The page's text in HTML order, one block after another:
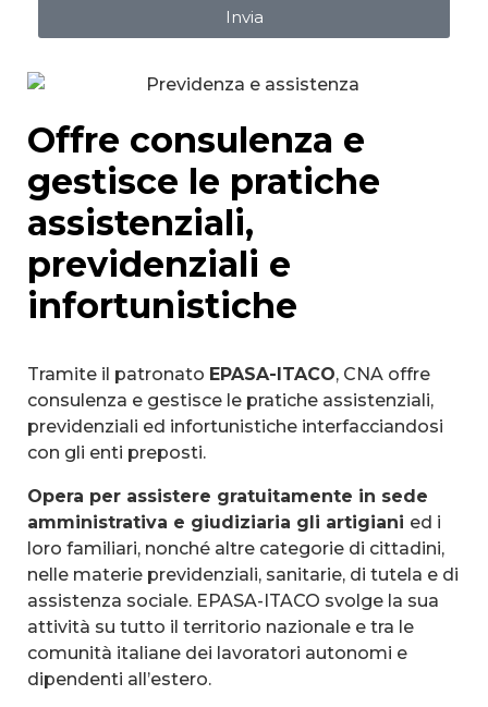
Offre consulenza e
gestisce le pratiche
assistenziali,
previdenziali e
infortunistiche
Tramite il patronato EPASA-ITACO, CNA offre
consulenza e gestisce le pratiche assistenziali,
previdenziali ed infortunistiche interfacciandosi
con gli enti preposti.
Opera per assistere gratuitamente in sede
amministrativa e giudiziaria gli artigiani ed i
loro familiari, nonché altre categorie di cittadini,
nelle materie previdenziali, sanitarie, di tutela e di
assistenza sociale. EPASA-ITACO svolge la sua
attività su tutto il territorio nazionale e tra le
comunità italiane dei lavoratori autonomi e
dipendenti all’estero.
Invia